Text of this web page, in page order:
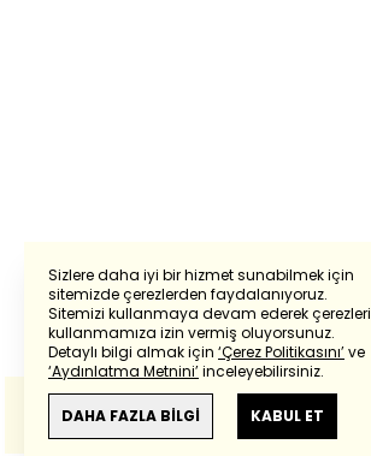
Sizlere daha iyi bir hizmet sunabilmek için
sitemizde çerezlerden faydalanıyoruz.
Sitemizi kullanmaya devam ederek çerezleri
kullanmamıza izin vermiş oluyorsunuz.
Detaylı bilgi almak için ‘Çerez Politikasını’ve
‘Aydınlatma Metnini’inceleyebilirsiniz.
DAHA FAZLA BİLGİ KABUL ET
Powered by Translate
Bu çevirideGoogle Transletekullanılmıştır.
Anlam ve çeviri hatalarından
haberturk.com
sorumlu değildir.